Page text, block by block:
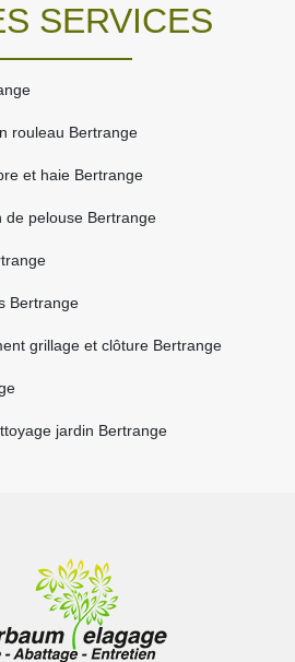
SERVICES
rouleau Bertrange
et haie Bertrange
de pelouse Bertrange
Bertrange
grillage et clôture Bertrange
jardin Bertrange